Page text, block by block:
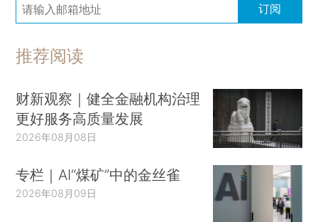
订阅
推荐阅读
财新观察｜健全金融机构治理
更好服务高质量发展
2026年08月08日
专栏｜AI“煤矿”中的金丝雀
2026年08月09日